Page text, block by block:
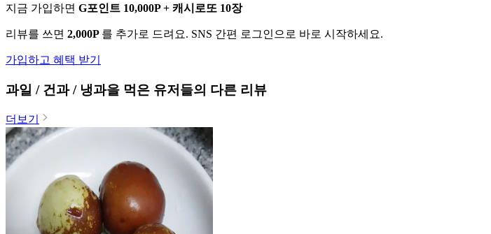
지금 가입하면 G포인트 10,000P + 캐시로또 10장
리뷰를 쓰면 2,000P 를 추가로 드려요. SNS 간편 로그인으로 바로 시작하세요.
가입하고 혜택 받기
과일 / 건과 / 냉과을 먹은 유저들의 다른 리뷰
더보기